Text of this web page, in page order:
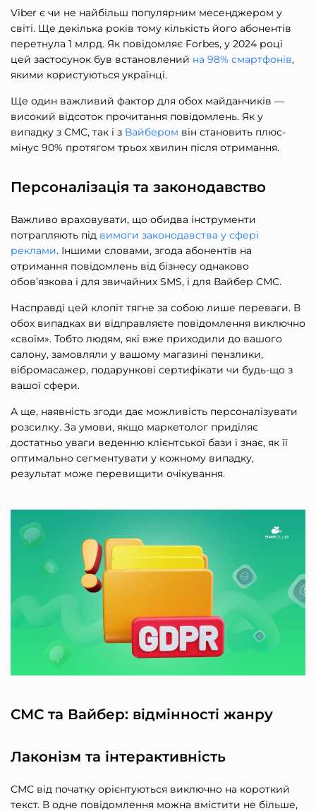
Viber є чи не найбільш популярним месенджером у
світі. Ще декілька років тому кількість його абонентів
перетнула 1 млрд. Як повідомляє Forbes, у 2024 році
цей застосунок був встановлений на 98% смартфонів,
якими користуються українці.
Ще один важливий фактор для обох майданчиків —
високий відсоток прочитання повідомлень. Як у
випадку з СМС, так і з Вайбером він становить плюс-
мінус 90% протягом трьох хвилин після отримання.
Персоналізація та законодавство
Важливо враховувати, що обидва інструменти
потрапляють під вимоги законодавства у сфері
реклами. Іншими словами, згода абонентів на
отримання повідомлень від бізнесу однаково
обов’язкова і для звичайних SMS, і для Вайбер СМС.
Насправді цей клопіт тягне за собою лише переваги. В
обох випадках ви відправляєте повідомлення виключно
«своїм». Тобто людям, які вже приходили до вашого
салону, замовляли у вашому магазині пензлики,
вібромасажер, подарункові сертифікати чи будь-що з
вашої сфери.
А ще, наявність згоди дає можливість персоналізувати
розсилку. За умови, якщо маркетолог приділяє
достатньо уваги веденню клієнтської бази і знає, як її
оптимально сегментувати у кожному випадку,
результат може перевищити очікування.
СМС та Вайбер: відмінності жанру
Лаконізм та інтерактивність
СМС від початку орієнтуються виключно на короткий
текст. В одне повідомлення можна вмістити не більше,